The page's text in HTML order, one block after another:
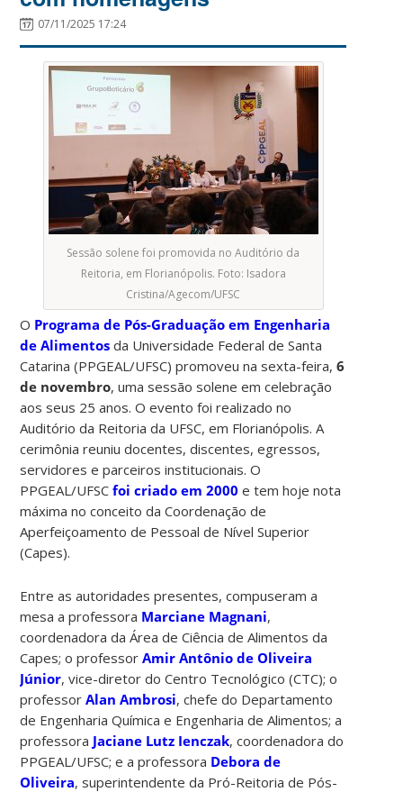
07/11/2025 17:24
Sessão solene foi promovida no Auditório da
Reitoria, em Florianópolis. Foto: Isadora
Cristina/Agecom/UFSC
O Programa de Pós-Graduação em Engenharia
de Alimentos da Universidade Federal de Santa
Catarina (PPGEAL/UFSC) promoveu na sexta-feira,6
de novembro, uma sessão solene em celebração
aos seus 25 anos. O evento foi realizado no
Auditório da Reitoria da UFSC, em Florianópolis. A
cerimônia reuniu docentes, discentes, egressos,
servidores e parceiros institucionais. O
PPGEAL/UFSCfoi criado em 2000 e tem hoje nota
máxima no conceito da Coordenação de
Aperfeiçoamento de Pessoal de Nível Superior
(Capes).
Entre as autoridades presentes, compuseram a
mesa a professora Marciane Magnani,
coordenadora da Área de Ciência de Alimentos da
Capes; o professorAmir Antônio de Oliveira
Júnior, vice-diretor do Centro Tecnológico (CTC); o
professorAlan Ambrosi, chefe do Departamento
de Engenharia Química e Engenharia de Alimentos; a
professora Jaciane Lutz Ienczak, coordenadora do
PPGEAL/UFSC; e a professora Debora de
Oliveira, superintendente da Pró-Reitoria de Pós-